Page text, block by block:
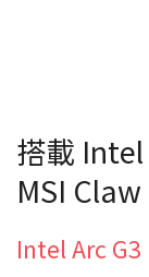
搭載
MSI
Intel Arc